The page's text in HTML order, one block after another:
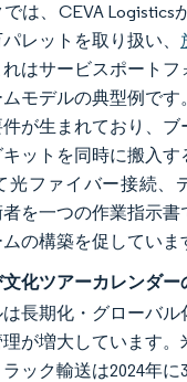
は、CEVA Logistics
レットを取り扱い、
はサービスポートフ
モデルの典型例です
が生まれており、ブ
ットを同時に搬入
光ファイバー接続、
を一つの作業指示書
の構築を促していま
化ツアーカレンダ
長期化・グローバル
が増大しています。
ック輸送は2024年に